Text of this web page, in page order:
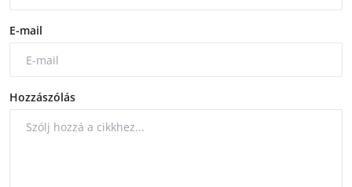
E-mail
Hozzászólás